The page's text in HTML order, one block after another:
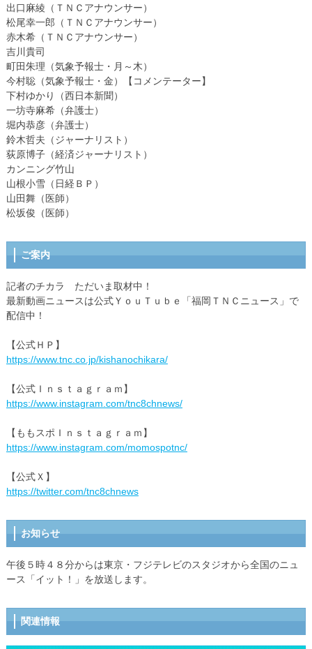
出口麻綾（ＴＮＣアナウンサー）
松尾幸一郎（ＴＮＣアナウンサー）
赤木希（ＴＮＣアナウンサー）
吉川貴司
町田朱理（気象予報士・月～木）
今村聡（気象予報士・金）【コメンテーター】
下村ゆかり（西日本新聞）
一坊寺麻希（弁護士）
堀内恭彦（弁護士）
鈴木哲夫（ジャーナリスト）
荻原博子（経済ジャーナリスト）
カンニング竹山
山根小雪（日経ＢＰ）
山田舞（医師）
松坂俊（医師）
ご案内
記者のチカラ ただいま取材中！
最新動画ニュースは公式ＹｏｕＴｕｂｅ「福岡ＴＮＣニュース」で
配信中！
【公式ＨＰ】
https://www.tnc.co.jp/kishanochikara/
【公式Ｉｎｓｔａｇｒａｍ】
https://www.instagram.com/tnc8chnews/
【ももスポＩｎｓｔａｇｒａｍ】
https://www.instagram.com/momospotnc/
【公式Ｘ】
https://twitter.com/tnc8chnews
お知らせ
午後５時４８分からは東京・フジテレビのスタジオから全国のニュ
ース「イット！」を放送します。
関連情報